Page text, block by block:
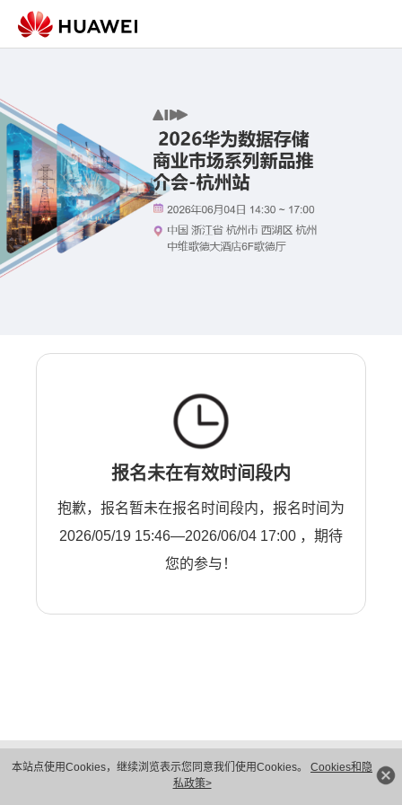
本站点使用Cookies，继续浏览表示您同意我们使用Cookies。 Cookies和隐
私政策>
报名未在有效时间段内
抱歉，报名暂未在报名时间段内，报名时间为
2026/05/19 15:46—2026/06/04 17:00 ，期待
您的参与！
隐私保护
法律声明